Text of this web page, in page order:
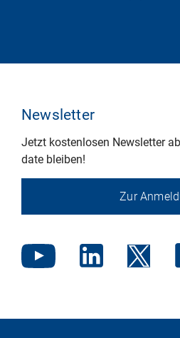
Newsletter
Jetzt kostenlosen Newsletter
date bleiben!
Zur